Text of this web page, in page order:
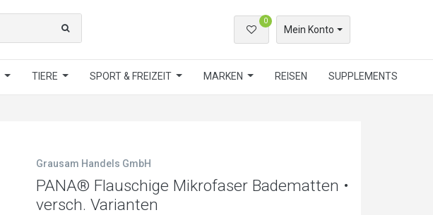
0
Mein Konto
TIERE SPORT & FREIZEIT MARKEN REISEN SUPPLEMENTS
Grausam Handels GmbH
PANA® Flauschige Mikrofaser Badematten •
versch. Varianten